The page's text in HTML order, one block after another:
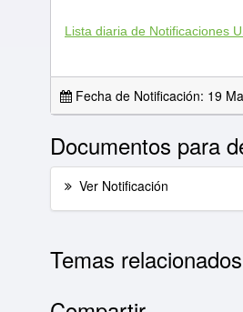
Lista diaria de Notificaciones
Fecha de Notificación: 19
Documentos para
Ver Notificación
Temas relacionados